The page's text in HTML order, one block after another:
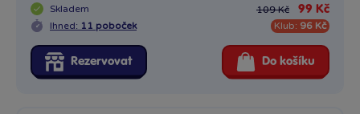
Skladem
Ihned: 11 poboček
109 Kč 99 Kč
Klub: 96 Kč
Rezervovat Do košíku